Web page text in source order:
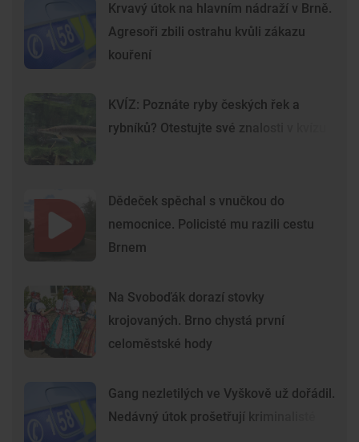
Krvavý útok na hlavním nádraží v Brně.
Agresoři zbili ostrahu kvůli zákazu
kouření
KVÍZ: Poznáte ryby českých řek a
rybníků? Otestujte své znalosti v kvízu
Dědeček spěchal s vnučkou do
nemocnice. Policisté mu razili cestu
Brnem
Na Svoboďák dorazí stovky
krojovaných. Brno chystá první
celoměstské hody
Gang nezletilých ve Vyškově už dořádil.
Nedávný útok prošetřují kriminalisté